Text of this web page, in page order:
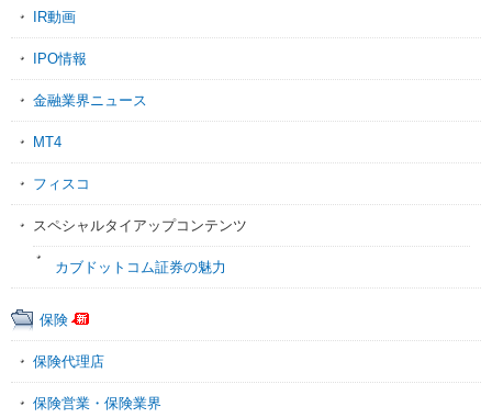
IR動画
IPO情報
金融業界ニュース
MT4
フィスコ
スペシャルタイアップコンテンツ
カブドットコム証券の魅力
保険
保険代理店
保険営業・保険業界